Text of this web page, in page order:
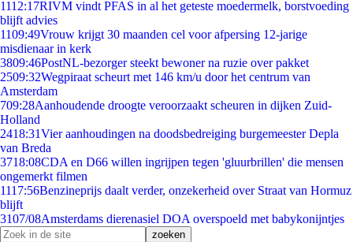
1112:17RIVM vindt PFAS in al het geteste moedermelk, borstvoeding
blijft advies
1109:49Vrouw krijgt 30 maanden cel voor afpersing 12-jarige
misdienaar in kerk
3809:46PostNL-bezorger steekt bewoner na ruzie over pakket
2509:32Wegpiraat scheurt met 146 km/u door het centrum van
Amsterdam
709:28Aanhoudende droogte veroorzaakt scheuren in dijken Zuid-
Holland
2418:31Vier aanhoudingen na doodsbedreiging burgemeester Depla
van Breda
3718:08CDA en D66 willen ingrijpen tegen 'gluurbrillen' die mensen
ongemerkt filmen
1117:56Benzineprijs daalt verder, onzekerheid over Straat van Hormuz
blijft
3107/08Amsterdams dierenasiel DOA overspoeld met babykonijntjes